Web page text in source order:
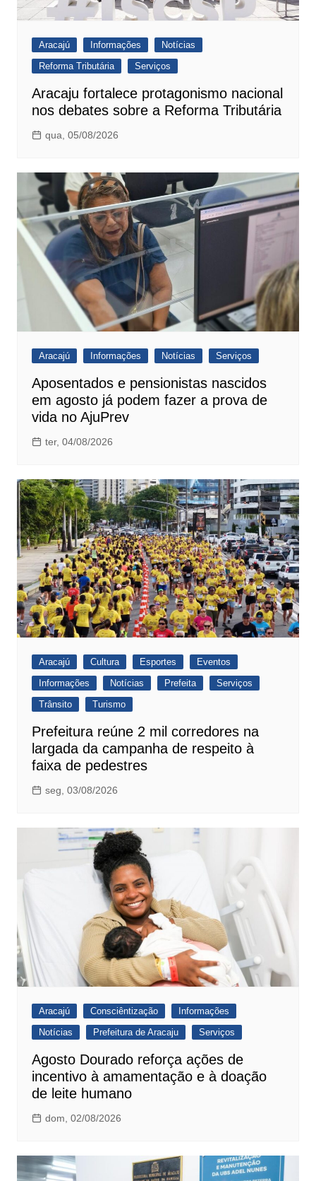
Aracajú Informações
Notícias
Reforma Tributária
Serviços
Aracaju fortalece protagonismo nacional
nos debates sobre a Reforma Tributária
qua, 05/08/2026
Aracajú Informações Notícias Serviços
Aposentados e pensionistas nascidos
em agosto já podem fazer a prova de
vida no AjuPrev
ter, 04/08/2026
Aracajú Cultura Esportes
Eventos
Informações
Notícias Prefeita
Serviços
Trânsito
Turismo
Prefeitura reúne 2 mil corredores na
largada da campanha de respeito à
faixa de pedestres
seg, 03/08/2026
Aracajú Consciêntização
Informações
Notícias
Prefeitura de Aracaju Serviços
Agosto Dourado reforça ações de
incentivo à amamentação e à doação
de leite humano
dom, 02/08/2026